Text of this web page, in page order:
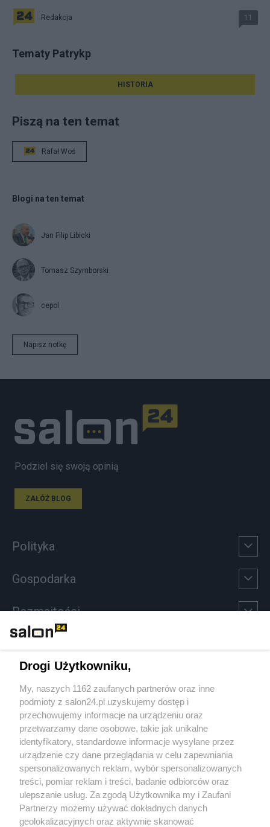
Redakcja 11
Tematy Patrykp
HISTORIA
Piszą na ten temat
Rafał Woś
Blogi na ten temat
Jan Filip Libicki
Tomasz Szymborski
cepol
Napisz notkę
Podziel się swoją opinią
ZAŁÓŻ BLOG
Polityka
Gospodarka
Rozmaitości
Sport
Społeczeństwo
Kultura
X Facebook Instagram Youtube
Drogi Użytkowniku,
My, naszych 1162 zaufanych partnerów oraz inne
podmioty z salon24.pl uzyskujemy dostęp i
przechowujemy informacje na urządzeniu oraz
przetwarzamy dane osobowe, takie jak unikalne
identyfikatory, standardowe informacje wysyłane przez
urządzenie czy dane przeglądania w celu zapewniania
spersonalizowanych reklam, wybór spersonalizowanych
treści, pomiar reklam i treści, badanie odbiorców oraz
ulepszanie usług. Za zgodą Użytkownika my i Zaufani
Partnerzy możemy używać dokładnych danych
geolokalizacyjnych oraz aktywnie skanować